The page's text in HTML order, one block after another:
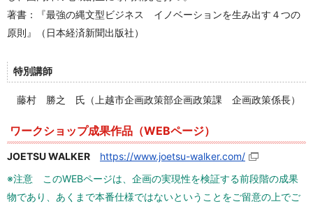
著書：『最強の縄文型ビジネス イノベーションを生み出す４つの
原則』（日本経済新聞出版社）
特別講師
藤村 勝之 氏（上越市企画政策部企画政策課 企画政策係長）
ワークショップ成果作品（WEBページ）
JOETSU WALKER
https://www.joetsu-walker.com/
※注意 このWEBページは、企画の実現性を検証する前段階の成果
物であり、あくまで本番仕様ではないということをご留意の上でご